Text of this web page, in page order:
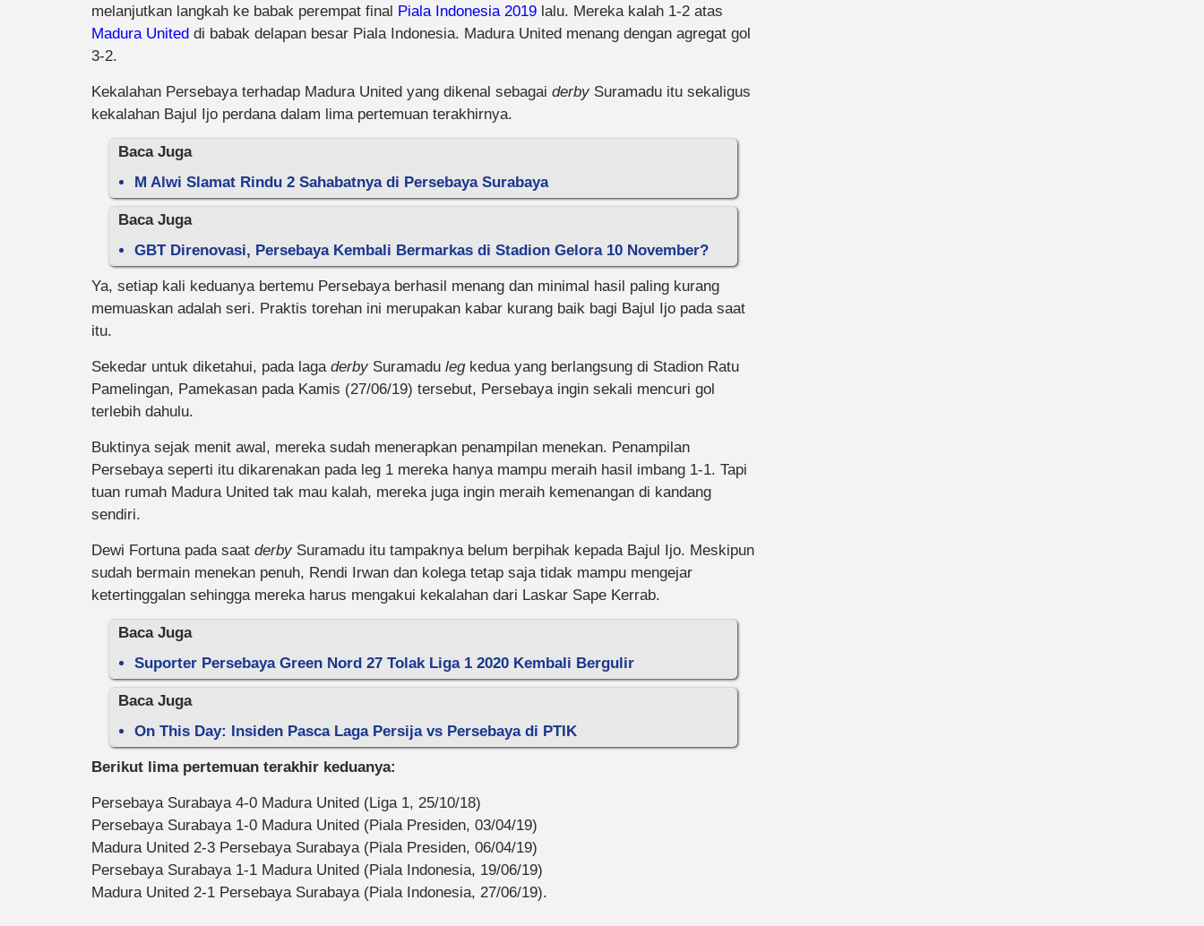
melanjutkan langkah ke babak perempat final Piala Indonesia 2019 lalu. Mereka kalah 1-2 atas
Madura United di babak delapan besar Piala Indonesia. Madura United menang dengan agregat gol
3-2.
Kekalahan Persebaya terhadap Madura United yang dikenal sebagai derby Suramadu itu sekaligus
kekalahan Bajul Ijo perdana dalam lima pertemuan terakhirnya.
Baca Juga
M Alwi Slamat Rindu 2 Sahabatnya di Persebaya Surabaya
Baca Juga
GBT Direnovasi, Persebaya Kembali Bermarkas di Stadion Gelora 10 November?
Ya, setiap kali keduanya bertemu Persebaya berhasil menang dan minimal hasil paling kurang
memuaskan adalah seri. Praktis torehan ini merupakan kabar kurang baik bagi Bajul Ijo pada saat
itu.
Sekedar untuk diketahui, pada laga derby Suramadu legkedua yang berlangsung di Stadion Ratu
Pamelingan, Pamekasan pada Kamis (27/06/19) tersebut, Persebaya ingin sekali mencuri gol
terlebih dahulu.
Buktinya sejak menit awal, mereka sudah menerapkan penampilan menekan. Penampilan
Persebaya seperti itu dikarenakan pada leg 1 mereka hanya mampu meraih hasil imbang 1-1. Tapi
tuan rumah Madura United tak mau kalah, mereka juga ingin meraih kemenangan di kandang
sendiri.
Dewi Fortuna pada saat derby Suramadu itu tampaknya belum berpihak kepada Bajul Ijo. Meskipun
sudah bermain menekan penuh, Rendi Irwan dan kolega tetap saja tidak mampu mengejar
ketertinggalan sehingga mereka harus mengakui kekalahan dari Laskar Sape Kerrab.
Baca Juga
Suporter Persebaya Green Nord 27 Tolak Liga 1 2020 Kembali Bergulir
Baca Juga
On This Day: Insiden Pasca Laga Persija vs Persebaya di PTIK
Berikut lima pertemuan terakhir keduanya:
Persebaya Surabaya 4-0 Madura United (Liga 1, 25/10/18)
Persebaya Surabaya 1-0 Madura United (Piala Presiden, 03/04/19)
Madura United 2-3 Persebaya Surabaya (Piala Presiden, 06/04/19)
Persebaya Surabaya 1-1 Madura United (Piala Indonesia, 19/06/19)
Madura United 2-1 Persebaya Surabaya (Piala Indonesia, 27/06/19).